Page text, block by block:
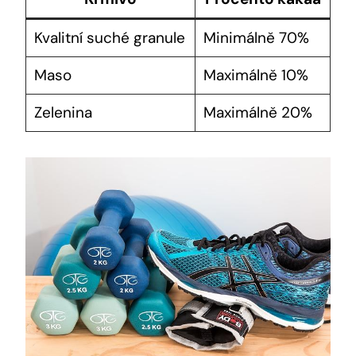
Kvalitní suché granule
Minimálně 70%
Maso
Maximálně 10%
Zelenina
Maximálně 20%